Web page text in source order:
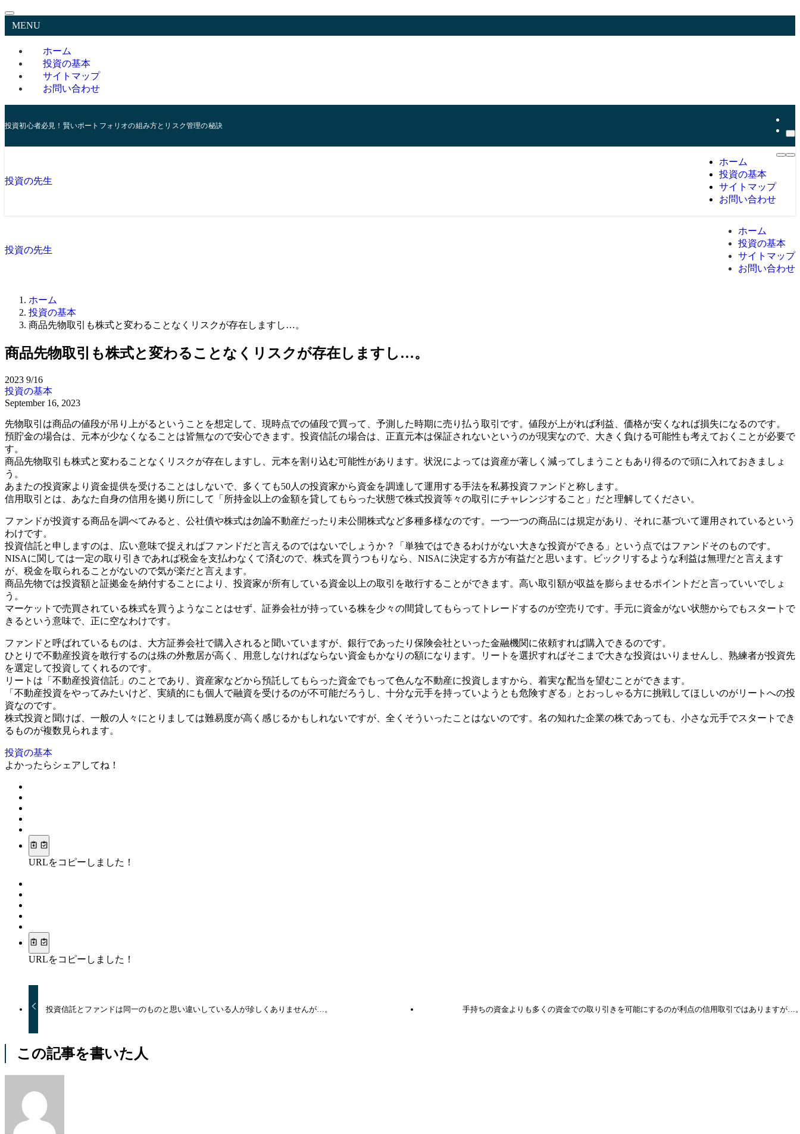
MENU
ホーム
投資の基本
サイトマップ
お問い合わせ
投資初心者必見！賢いポートフォリオの組み方とリスク管理の秘訣
投資の先生
ホーム
投資の基本
サイトマップ
お問い合わせ
投資の先生
ホーム
投資の基本
サイトマップ
お問い合わせ
ホーム
投資の基本
商品先物取引も株式と変わることなくリスクが存在しますし…。
商品先物取引も株式と変わることなくリスクが存在しますし…。
2023 9/16
投資の基本
September 16, 2023
先物取引は商品の値段が吊り上がるということを想定して、現時点での値段で買って、予測した時期に売り払う取引です。値段が上がれば利益、価格が安くなれば損失になるのです。
預貯金の場合は、元本が少なくなることは皆無なので安心できます。投資信託の場合は、正直元本は保証されないというのが現実なので、大きく負ける可能性も考えておくことが必要で
す。
商品先物取引も株式と変わることなくリスクが存在しますし、元本を割り込む可能性があります。状況によっては資産が著しく減ってしまうこともあり得るので頭に入れておきましょ
う。
あまたの投資家より資金提供を受けることはしないで、多くても50人の投資家から資金を調達して運用する手法を私募投資ファンドと称します。
信用取引とは、あなた自身の信用を拠り所にして「所持金以上の金額を貸してもらった状態で株式投資等々の取引にチャレンジすること」だと理解してください。
ファンドが投資する商品を調べてみると、公社債や株式は勿論不動産だったり未公開株式など多種多様なのです。一つ一つの商品には規定があり、それに基づいて運用されているという
わけです。
投資信託と申しますのは、広い意味で捉えればファンドだと言えるのではないでしょうか？「単独ではできるわけがない大きな投資ができる」という点ではファンドそのものです。
NISAに関しては一定の取り引きであれば税金を支払わなくて済むので、株式を買うつもりなら、NISAに決定する方が有益だと思います。ビックリするような利益は無理だと言えます
が、税金を取られることがないので気が楽だと言えます。
商品先物では投資額と証拠金を納付することにより、投資家が所有している資金以上の取引を敢行することができます。高い取引額が収益を膨らませるポイントだと言っていいでしょ
う。
マーケットで売買されている株式を買うようなことはせず、証券会社が持っている株を少々の間貸してもらってトレードするのが空売りです。手元に資金がない状態からでもスタートで
きるという意味で、正に空なわけです。
ファンドと呼ばれているものは、大方証券会社で購入されると聞いていますが、銀行であったり保険会社といった金融機関に依頼すれば購入できるのです。
ひとりで不動産投資を敢行するのは殊の外敷居が高く、用意しなければならない資金もかなりの額になります。リートを選択すればそこまで大きな投資はいりませんし、熟練者が投資先
を選定して投資してくれるのです。
リートは「不動産投資信託」のことであり、資産家などから預託してもらった資金でもって色んな不動産に投資しますから、着実な配当を望むことができます。
「不動産投資をやってみたいけど、実績的にも個人で融資を受けるのが不可能だろうし、十分な元手を持っていようとも危険すぎる」とおっしゃる方に挑戦してほしいのがリートへの投
資なのです。
株式投資と聞けば、一般の人々にとりましては難易度が高く感じるかもしれないですが、全くそういったことはないのです。名の知れた企業の株であっても、小さな元手でスタートでき
るものが複数見られます。
投資の基本
よかったらシェアしてね！
URLをコピーしました！
URLをコピーしました！
投資信託とファンドは同一のものと思い違いしている人が珍しくありませんが…。 手持ちの資金よりも多くの資金での取り引きを可能にするのが利点の信用取引ではありますが…
この記事を書いた人